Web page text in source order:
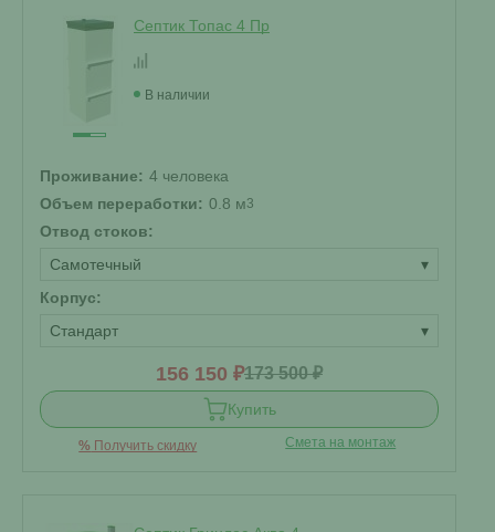
Септик Топас 4 Пр
В наличии
Проживание: 4 человека
Объем переработки: 0.8 м3
Отвод стоков:
Самотечный
▾
Корпус:
Стандарт
▾
156 150 ₽173 500 ₽
Купить
% Получить скидку Смета на монтаж